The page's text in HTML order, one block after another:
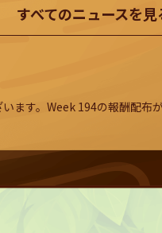
すべてのニュースを見
ます。Week 194の報酬配布